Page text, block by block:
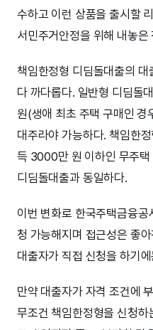
수하고 이런 상품을 출시할
서민주거안정을 위해 내놓은
책임한정형 디딤돌대출의
다 까다롭다. 일반형 디딤돌
원(생애 최초 주택 구매인 경
대주라야 가능하다. 책임한
득 3000만 원 이하인 무주택
디딤돌대출과 동일하다.
이번 변화로 한국주택금융
청 가능해지며 접근성은 좋
대출자가 직접 신청을 하기
만약 대출자가 자격 조건에
무조건 책임한정형을 신청